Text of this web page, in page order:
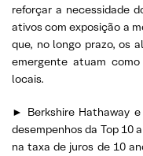
reforçar a necessidade
ativos com exposição a
que, no longo prazo, os
emergente atuam
locais.
► Berkshire Hathaway
desempenhos da Top 10
na taxa de juros de 10